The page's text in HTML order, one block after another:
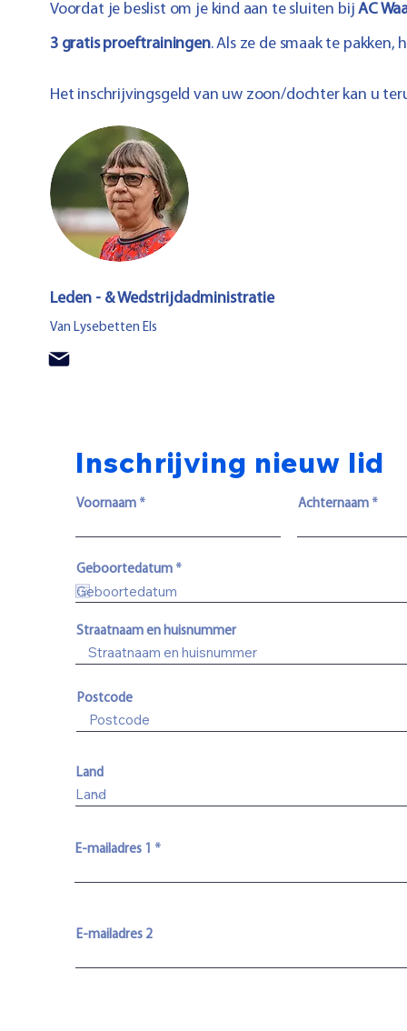
Voordat je beslist om je kind aan te sluiten bijAC
3 gratis proeftrainingen. Als ze de smaak te
Het inschrijvingsgeld van uw zoon/dochter kan u
Leden - & Wedstrijdadministratie
Van Lysebetten Els
Inschrijving nieuw lid
Voornaam Achternaam
Geboortedatum *r
i
r
e
d
Straatnaam en huisnummer
Postcode
Land
E-mailadres 1
E-mailadres 2